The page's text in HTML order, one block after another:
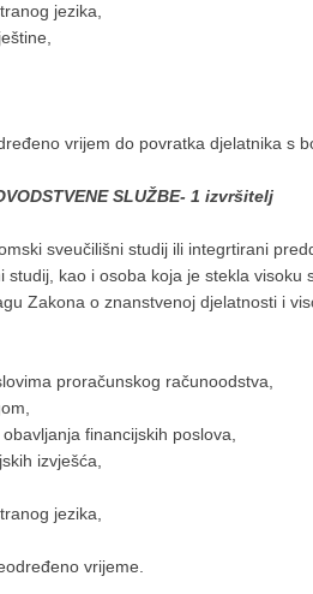
jezika,
vrijem do povratka djelatnika s
SLUŽBE- 1 izvršitelj
sveučilišni studij ili integrtirani
studij, kao i osoba koja je stekla
Zakona o znanstvenoj djelatnosti i
proračunskog računoodstva,
financijskih poslova,
izvješća,
jezika,
vrijeme.